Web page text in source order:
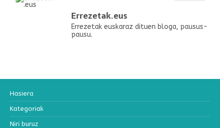
Errezetak.eus
Errezetak euskaraz dituen bloga, pausus-
pausu.
Hasiera
Kategoriak
Niri buruz